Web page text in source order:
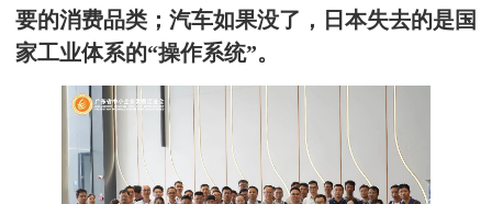
要的消费品类；汽车如果没了，日本失去的是国
家工业体系的“操作系统”。